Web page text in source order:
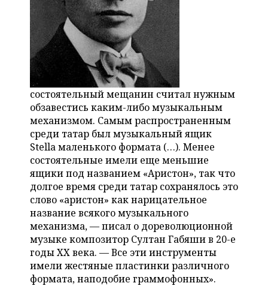
состоятельный мещанин считал нужным
обзавестись каким-либо музыкальным
механизмом. Самым распространенным
среди татар был музыкальный ящик
Stella маленького формата (…). Менее
состоятельные имели еще меньшие
ящики под названием «Аристон», так что
долгое время среди татар сохранялось это
слово «аристон» как нарицательное
название всякого музыкального
механизма, — писал о дореволюционной
музыке композитор Султан Габяши в 20-е
годы XX века. — Все эти инструменты
имели жестяные пластинки различного
формата, наподобие граммофонных».